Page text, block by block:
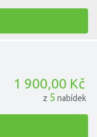
1 900,00 Kč
z 5 nabídek